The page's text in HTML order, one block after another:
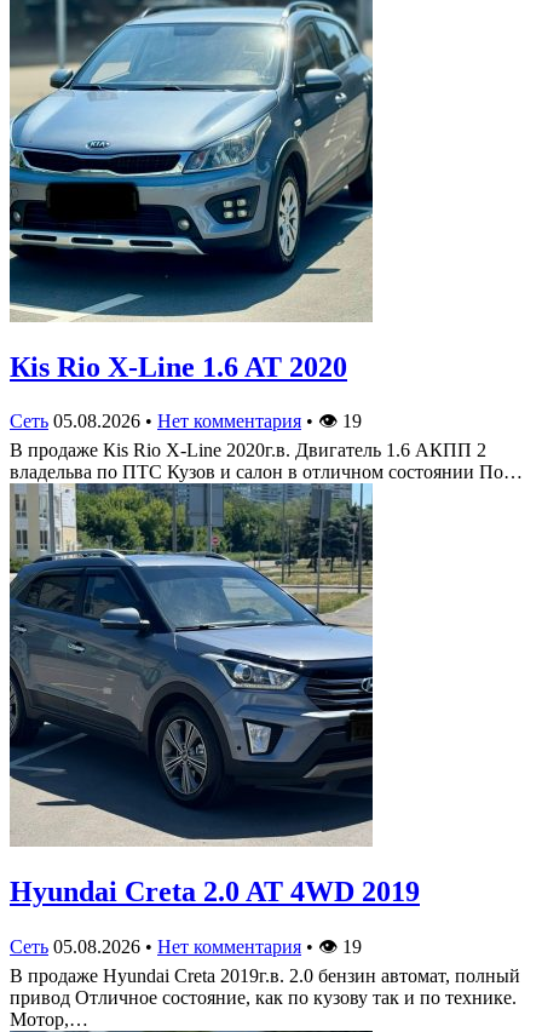
Кis Rio X-Line 1.6 AT 2020
Сеть 05.08.2026 • Нет комментария • 👁 19
В продаже Кis Rio X-Line 2020г.в. Двигатель 1.6 АКПП 2
владельва по ПТС Кузов и салон в отличном состоянии По…
Hyundai Creta 2.0 AT 4WD 2019
Сеть 05.08.2026 • Нет комментария • 👁 19
В продаже Hyundai Creta 2019г.в. 2.0 бензин автомат, полный
привод Отличное состояние, как по кузову так и по технике.
Мотор,…